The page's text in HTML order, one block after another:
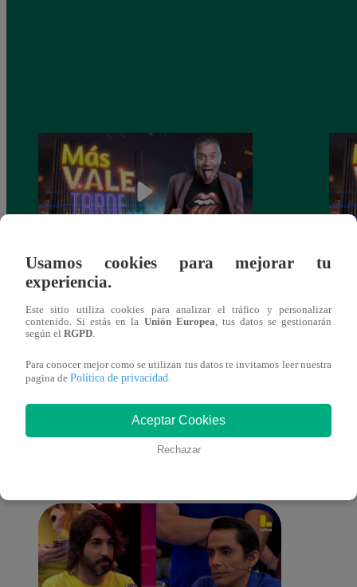
Más vale tarde – Miércoles 21 de julio del
También te puede
interesar
Usamos cookies para mejorar tu
experiencia.
Este sitio utiliza cookies para analizar el tráfico y personalizar
contenido. Si estás en la Unión Europea, tus datos se gestionarán
según el RGPD.
Para conocer mejor como se utilizan tus datos te invitamos leer nuestra
pagina de Política de privacidad.
Aceptar Cookies
Rechazar